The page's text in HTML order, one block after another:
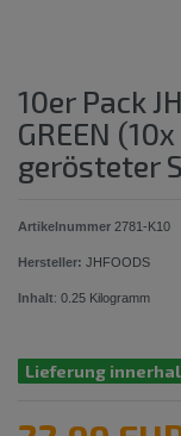
10er Pack
GREEN
gerösteter
Artikelnummer 2781-K10
Hersteller: JHFOODS
Inhalt: 0.25 Kilogramm
Lieferung